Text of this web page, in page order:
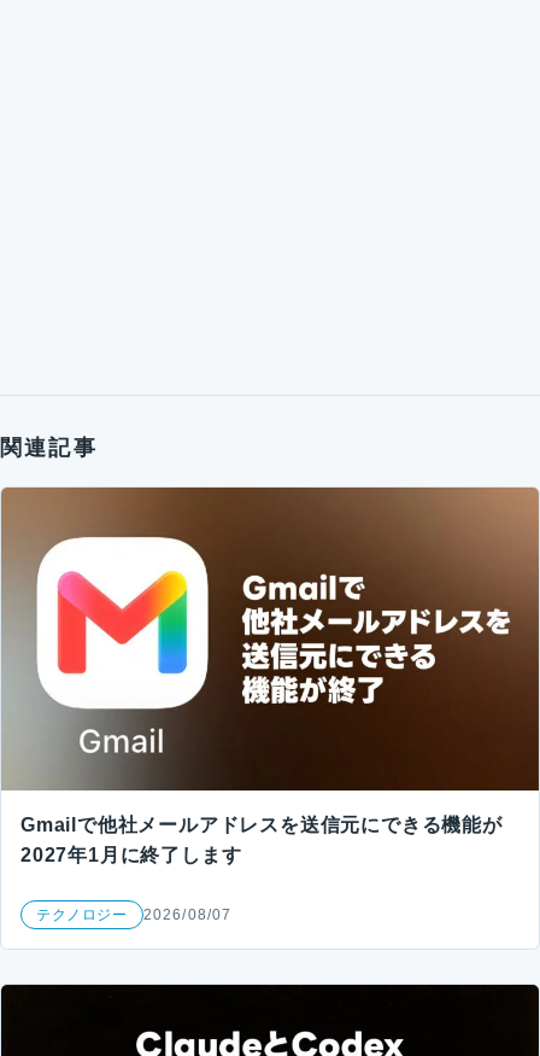
関連記事
Gmailで他社メールアドレスを送信元にできる機能が
2027年1月に終了します
テクノロジー 2026/08/07